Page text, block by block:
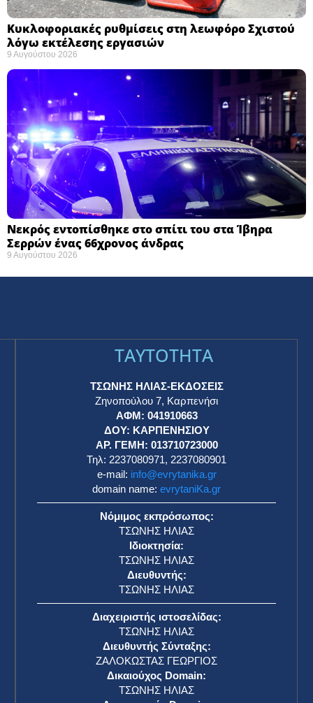
Κυκλοφοριακές ρυθμίσεις στη λεωφόρο Σχιστού
λόγω εκτέλεσης εργασιών
9 Αυγούστου 2026
Νεκρός εντοπίσθηκε στο σπίτι του στα Ίβηρα
Σερρών ένας 66χρονος άνδρας
9 Αυγούστου 2026
TAYTOTHTA
ΤΣΩΝΗΣ ΗΛΙΑΣ-ΕΚΔΟΣΕΙΣ
Ζηνοπούλου 7, Καρπενήσι
ΑΦΜ: 041910663
ΔΟΥ: ΚΑΡΠΕΝΗΣΙΟΥ
ΑΡ. ΓΕΜΗ: 013710723000
Τηλ: 2237080971, 2237080901
e-mail: info@evrytanika.gr
domain name: evrytaniKa.gr
Νόμιμος εκπρόσωπος:
ΤΣΩΝΗΣ ΗΛΙΑΣ
Ιδιοκτησία:
ΤΣΩΝΗΣ ΗΛΙΑΣ
Διευθυντής:
ΤΣΩΝΗΣ ΗΛΙΑΣ
Διαχειριστής ιστοσελίδας:
ΤΣΩΝΗΣ ΗΛΙΑΣ
Διευθυντής Σύνταξης:
ΖΑΛΟΚΩΣΤΑΣ ΓΕΩΡΓΙΟΣ
Δικαιούχος Domain:
ΤΣΩΝΗΣ ΗΛΙΑΣ